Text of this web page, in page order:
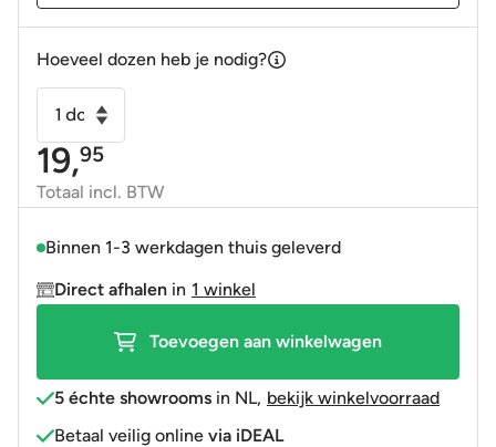
Hoeveel dozen heb je nodig?
10x20
mat
wit
10
20
19,95
Totaal incl. BTW
Binnen 1-3 werkdagen thuis geleverd
Direct afhalen in 1 winkel
Toevoegen aan winkelwagen
5 échte showrooms in NL, bekijk winkelvoorraad
Betaal veilig online via iDEAL